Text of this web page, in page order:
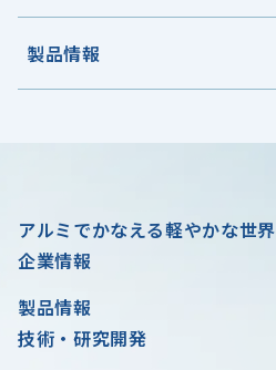
製品情報
アルミでかなえる軽やかな世界
企業情報
製品情報
技術・研究開発